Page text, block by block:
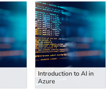
Introduction to AI in
Azure